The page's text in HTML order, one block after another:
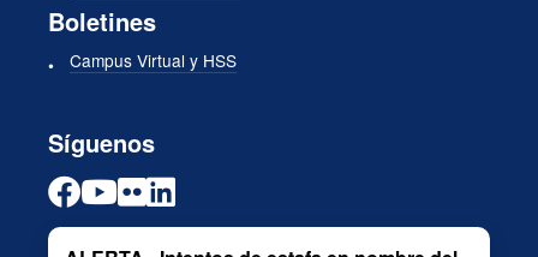
Boletines
Campus Virtual y HSS
Síguenos